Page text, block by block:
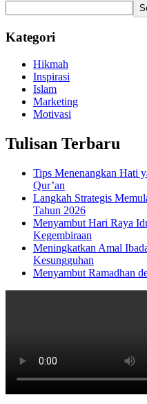
Kategori
Hikmah
Inspirasi
Islam
Marketing
Motivasi
Tulisan Terbaru
Tips Menenangkan Hati
Qur’an
Langkah Strategis
Tahun 2026
Menyambut Hari Raya
Kegembiraan
Meningkatkan Amal
Kesungguhan
Menyambut Ramadhan